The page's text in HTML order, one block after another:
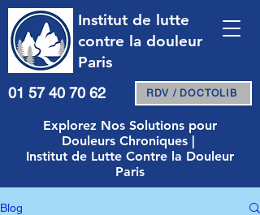
01 57 40 70 62 RDV / DOCTOLIB
Institut de lutte
contre la douleur
Paris
Explorez Nos Solutions pour
Douleurs Chroniques |
Institut de Lutte Contre la Douleur
Paris
Blog